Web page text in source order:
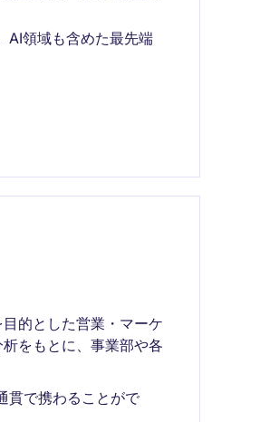
AI領域も含めた最先端
的とした営業・マーケ
をもとに、事業部や各
貫で携わることがで